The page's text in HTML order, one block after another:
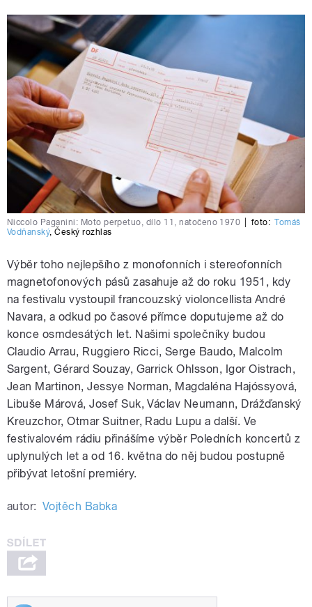
Niccolo Paganini: Moto perpetuo, dílo 11, natočeno 1970 foto: Tomáš
Vodňanský,Český rozhlas
Výběr toho nejlepšího z monofonních i stereofonních
magnetofonových pásů zasahuje až do roku 1951, kdy
na festivalu vystoupil francouzský violoncellista André
Navara, a odkud po časové přímce doputujeme až do
konce osmdesátých let. Našimi společníky budou
Claudio Arrau, Ruggiero Ricci, Serge Baudo, Malcolm
Sargent, Gérard Souzay, Garrick Ohlsson, Igor Oistrach,
Jean Martinon, Jessye Norman, Magdaléna Hajóssyová,
Libuše Márová, Josef Suk, Václav Neumann, Drážďanský
Kreuzchor, Otmar Suitner, Radu Lupu a další. Ve
festivalovém rádiu přinášíme výběr Poledních koncertů z
uplynulých let a od 16. května do něj budou postupně
přibývat letošní premiéry.
autor: Vojtěch Babka